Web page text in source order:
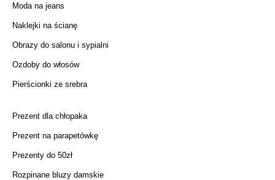
Moda na jeans
Naklejki na ścianę
Obrazy do salonu i sypialni
Ozdoby do włosów
Pierścionki ze srebra
Prezent dla chłopaka
Prezent na parapetówkę
Prezenty do 50zł
Rozpinane bluzy damskie